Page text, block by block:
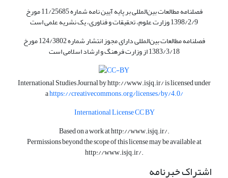
فصلنامه مطالعات بین‌المللی بر پایه آیین نامه شماره 11/25685 مورخ
1398/2/9 وزارت علوم، تحقیقات و فناوری، یک نشریه علمی است
فصلنامه مطالعات بین‌المللی دارای مجوز انتشار شماره 124/3802 مورخ
1383/3/18 از وزارت فرهنگ و ارشاد اسلامی است
International Studies Journal byhttp://www.isjq.ir/is licensed under
ahttps://creativecommons.org/licenses/by/4.0/
International License CC BY
Based on a work athttp://www.isjq.ir/.
Permissions beyond the scope of this license may be available at
http://www.isjq.ir/.
اشتراک خبرنامه